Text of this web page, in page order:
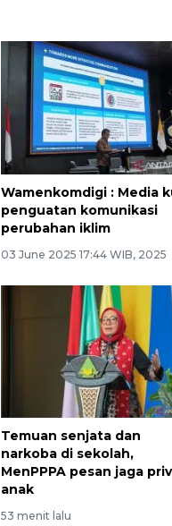
Wamenkomdigi : Media
penguatan komunikasi
perubahan iklim
03 June 2025 17:44 WIB, 2025
Temuan senjata dan
narkoba di sekolah,
MenPPPA pesan jaga
anak
53 menit lalu